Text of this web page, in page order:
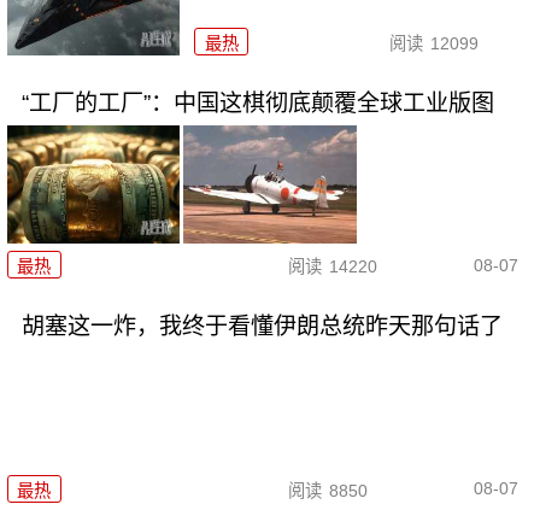
最热 阅读 12099
“工厂的工厂”：中国这棋彻底颠覆全球工业版图
最热 阅读 14220 08-07
胡塞这一炸，我终于看懂伊朗总统昨天那句话了
最热 阅读 8850 08-07